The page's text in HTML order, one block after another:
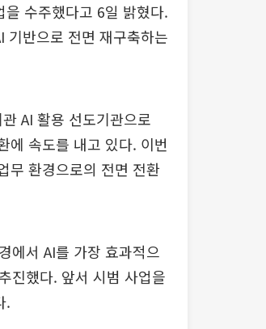
을 수주했다고 6일 밝혔다.
기반으로 전면 재구축하는
AI 활용 선도기관으로
에 속도를 내고 있다. 이번
무 환경으로의 전면 전환
에서 AI를 가장 효과적으
진했다. 앞서 시범 사업을
.